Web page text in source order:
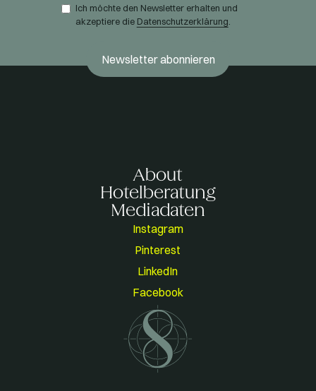
Ich möchte den Newsletter erhalten und
akzeptiere die Datenschutzerklärung
About
Hotelberatung
Mediadaten
Instagram
Pinterest
LinkedIn
Facebook